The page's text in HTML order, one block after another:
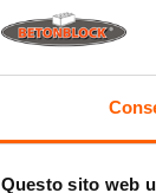
Questo sito web